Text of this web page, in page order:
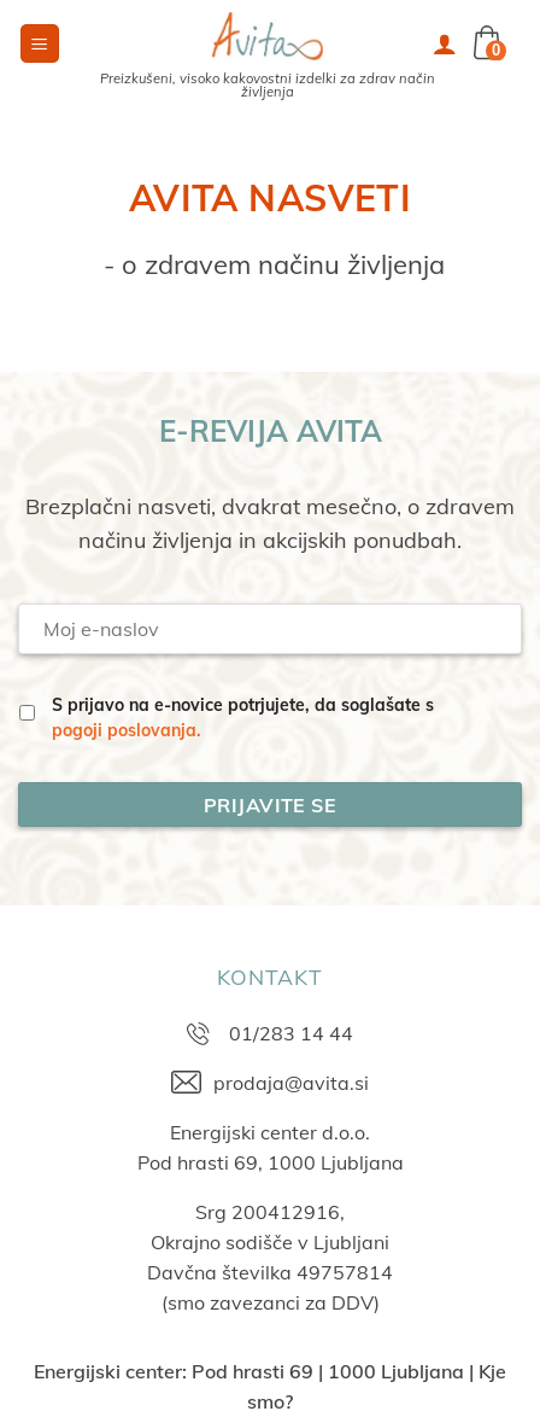
Preizkušeni, visoko kakovostni izdelki za zdrav način
življenja
0
AVITA NASVETI
- o zdravem načinu življenja
E-REVIJA AVITA
Brezplačni nasveti, dvakrat mesečno, o zdravem
načinu življenja in akcijskih ponudbah.
naslov
S prijavo na e-novice potrjujete, da soglašate s
pogoji poslovanja.
KONTAKT
01/283 14 44
prodaja@avita.si
Energijski center d.o.o.
Pod hrasti 69, 1000 Ljubljana
Srg 200412916,
Okrajno sodišče v Ljubljani
Davčna številka 49757814
(smo zavezanci za DDV)
Energijski center: Pod hrasti 69 | 1000 Ljubljana | Kje
smo?